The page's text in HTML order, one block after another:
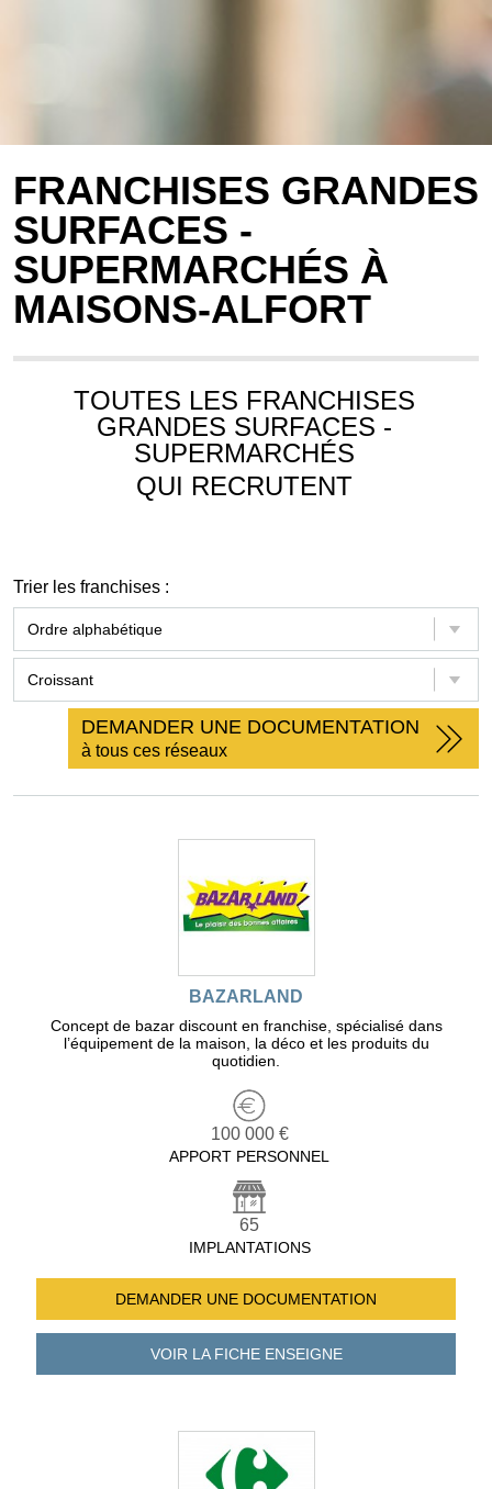
FRANCHISES GRANDES
SURFACES -
SUPERMARCHÉS À
MAISONS-ALFORT
TOUTES LES FRANCHISES
GRANDES SURFACES -
SUPERMARCHÉS
QUI RECRUTENT
Trier les franchises :
DEMANDER UNE DOCUMENTATION
à tous ces réseaux
BAZARLAND
Concept de bazar discount en franchise, spécialisé dans
l’équipement de la maison, la déco et les produits du
quotidien.
100 000 €
APPORT PERSONNEL
65
IMPLANTATIONS
DEMANDER UNE DOCUMENTATION
VOIR LA FICHEENSEIGNE